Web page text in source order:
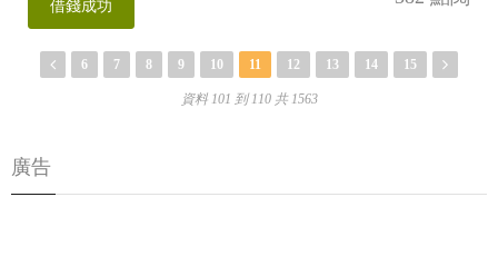
借錢成功
6 7 8 9 10 11 12 13 14 15
資料 101 到 110 共 1563
廣告